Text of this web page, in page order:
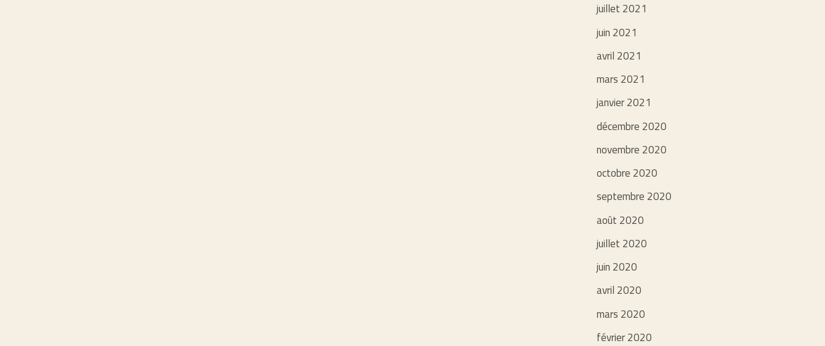
juillet 2021
juin 2021
avril 2021
mars 2021
janvier 2021
décembre 2020
novembre 2020
octobre 2020
septembre 2020
août 2020
juillet 2020
juin 2020
avril 2020
mars 2020
février 2020